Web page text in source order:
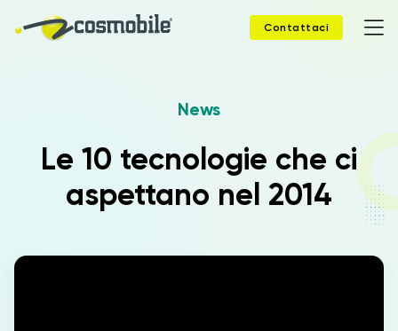
Contattaci
Prodotti
Soluzioni
News
Le 10 tecnologie che ci
aspettano nel 2014